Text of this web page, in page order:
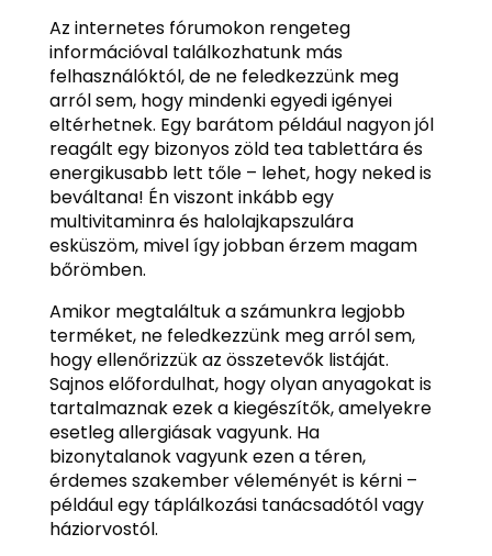
Az internetes fórumokon rengeteg
információval találkozhatunk más
felhasználóktól, de ne feledkezzünk meg
arról sem, hogy mindenki egyedi igényei
eltérhetnek. Egy barátom például nagyon jól
reagált egy bizonyos zöld tea tablettára és
energikusabb lett tőle – lehet, hogy neked is
beváltana! Én viszont inkább egy
multivitaminra és halolajkapszulára
esküszöm, mivel így jobban érzem magam
bőrömben.
Amikor megtaláltuk a számunkra legjobb
terméket, ne feledkezzünk meg arról sem,
hogy ellenőrizzük az összetevők listáját.
Sajnos előfordulhat, hogy olyan anyagokat is
tartalmaznak ezek a kiegészítők, amelyekre
esetleg allergiásak vagyunk. Ha
bizonytalanok vagyunk ezen a téren,
érdemes szakember véleményét is kérni –
például egy táplálkozási tanácsadótól vagy
háziorvostól.